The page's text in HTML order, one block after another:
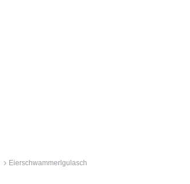
Eierschwammerlgulasch